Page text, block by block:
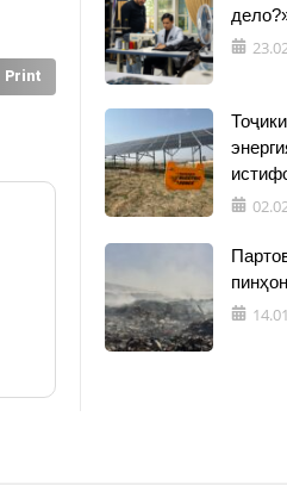
Print